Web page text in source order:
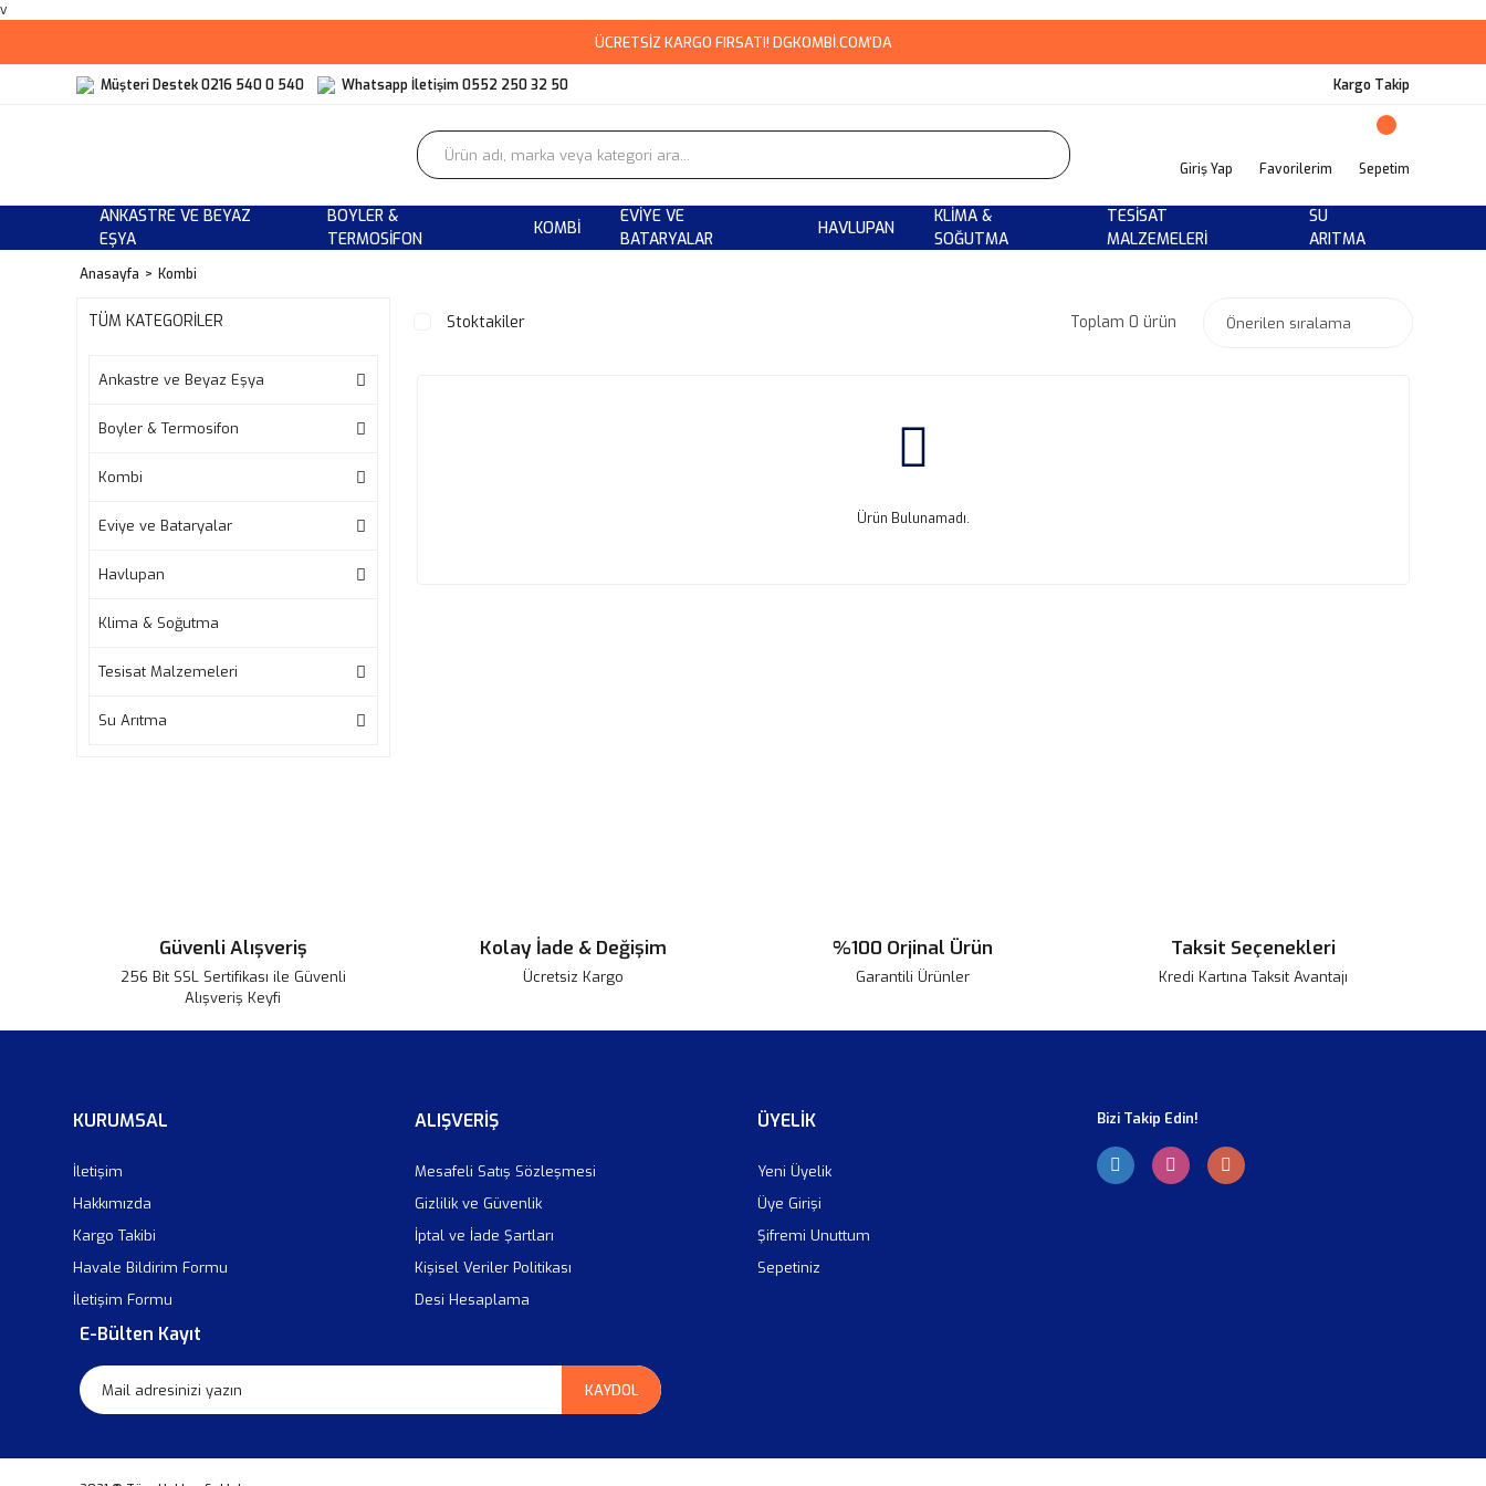
v
ÜCRETSİZ KARGO FIRSATI! DGKOMBİ.COM'DA
Müşteri Destek 0216 540 0 540 Whatsapp İletişim 0552 250 32 50 Kargo Takip
Giriş Yap Favorilerim Sepetim
ANKASTRE VE BEYAZ
EŞYA
BOYLER &
TERMOSIFON
KOMBI
EVIYE VE
BATARYALAR
HAVLUPAN
KLIMA &
SOĞUTMA
TESISAT
MALZEMELERI
SU
ARITMA
Anasayfa Kombi
TÜM KATEGORİLER
Ankastre ve Beyaz Eşya
Boyler & Termosifon
Kombi
Eviye ve Bataryalar
Havlupan
Klima & Soğutma
Tesisat Malzemeleri
Su Arıtma
Stoktakiler Toplam 0 ürün
Ürün Bulunamadı.
Güvenli Alışveriş
256 Bit SSL Sertifikası ile Güvenli
Alışveriş Keyfi
Kolay İade & Değişim
Ücretsiz Kargo
%100 Orjinal Ürün
Garantili Ürünler
Taksit Seçenekleri
Kredi Kartına Taksit Avantajı
KURUMSAL
İletişim
Hakkımızda
Kargo Takibi
Havale Bildirim Formu
İletişim Formu
ALIŞVERİŞ
Mesafeli Satış Sözleşmesi
Gizlilik ve Güvenlik
İptal ve İade Şartları
Kişisel Veriler Politikası
Desi Hesaplama
ÜYELİK
Yeni Üyelik
Üye Girişi
Şifremi Unuttum
Sepetiniz
Bizi Takip Edin!
E-Bülten Kayıt
KAYDOL